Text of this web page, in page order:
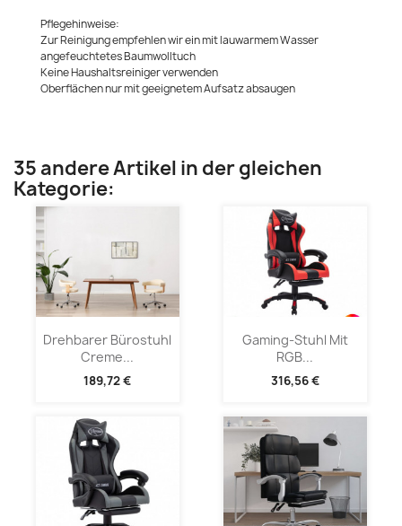
Pflegehinweise:
Zur Reinigung empfehlen wir ein mit lauwarmem Wasser
angefeuchtetes Baumwolltuch
Keine Haushaltsreiniger verwenden
Oberflächen nur mit geeignetem Aufsatz absaugen
35 andere Artikel in der gleichen
Kategorie:
Drehbarer Bürostuhl
Creme...
189,72 €
Gaming-Stuhl Mit
RGB...
316,56 €